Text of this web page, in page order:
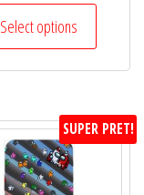
Select options
SUPER PRET!